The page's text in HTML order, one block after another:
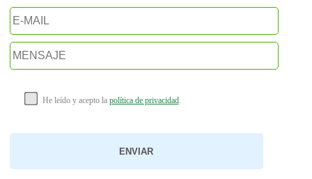
He leído y acepto la política de privacidad.